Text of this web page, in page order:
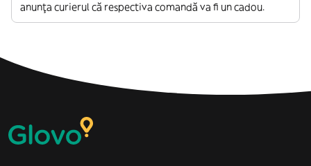
anunța curierul că respectiva comandă va fi un cadou.